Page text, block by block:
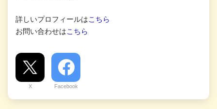
詳しいプロフィールはこちら
お問い合わせはこちら
X Facebook